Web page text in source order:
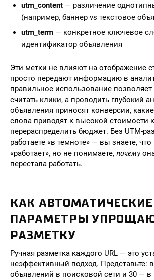
utm_content — различение
(например, баннер vs текстовое
utm_term — конкретное ключевое
идентификатор объявления
Эти метки не влияют на отображение
просто передают информацию в
правильное использование позволяет
считать клики, а проводить глубокий
объявления приносят конверсии,
слова приводят к высокой стоимости
перераспределить бюджет. Без UTM-
работаете «в темноте» — вы знаете,
«работает», но не понимаете, почему
перестала работать.
КАК АВТОМАТИЧЕСКИЕ
ПАРАМЕТРЫ
РАЗМЕТКУ
Ручная разметка каждого URL — это
неэффективный подход. Представьте:
объявлений в поисковой сети и 30 — в